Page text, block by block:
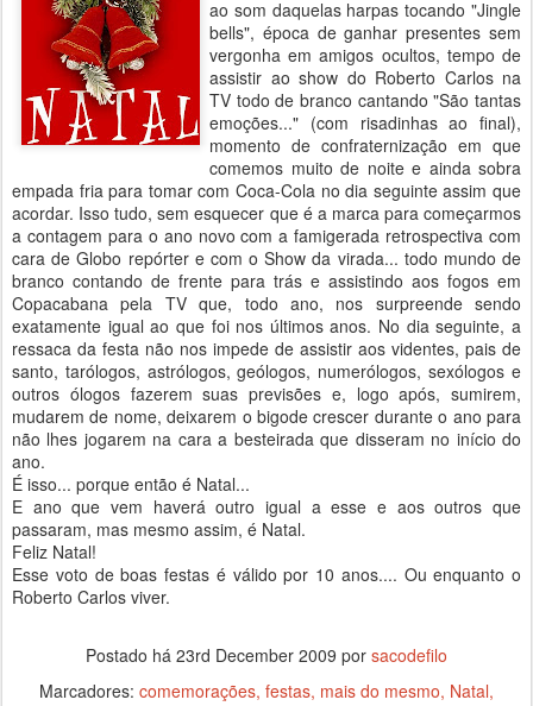
ao som daquelas harpas tocando "Jingle
bells", época de ganhar presentes sem
vergonha em amigos ocultos, tempo de
assistir ao show do Roberto Carlos na
TV todo de branco cantando "São tantas
emoções..." (com risadinhas ao final),
momento de confraternização em que
comemos muito de noite e ainda sobra
empada fria para tomar com Coca-Cola no dia seguinte assim que
acordar. Isso tudo, sem esquecer que é a marca para começarmos
a contagem para o ano novo com a famigerada retrospectiva com
cara de Globo repórter e com o Show da virada... todo mundo de
branco contando de frente para trás e assistindo aos fogos em
Copacabana pela TV que, todo ano, nos surpreende sendo
exatamente igual ao que foi nos últimos anos. No dia seguinte, a
ressaca da festa não nos impede de assistir aos videntes, pais de
santo, tarólogos, astrólogos, geólogos, numerólogos, sexólogos e
outros ólogos fazerem suas previsões e, logo após, sumirem,
mudarem de nome, deixarem o bigode crescer durante o ano para
não lhes jogarem na cara a besteirada que disseram no início do
ano.
É isso... porque então é Natal...
E ano que vem haverá outro igual a esse e aos outros que
passaram, mas mesmo assim, é Natal.
Feliz Natal!
Esse voto de boas festas é válido por 10 anos.... Ou enquanto o
Roberto Carlos viver.
Postado há 23rd December 2009 por sacodefilo
Marcadores: comemorações festas mais do mesmo Natal